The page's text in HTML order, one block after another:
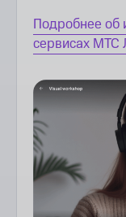
Подробнее об
сервисах МТС